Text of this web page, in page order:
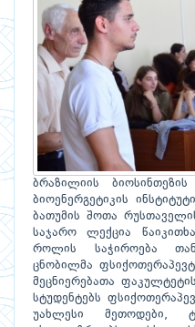
ბრაზილიის
ბიოენერგეტიკის
ბათუმის შოთა
საჯარო ლექცია
როლის საჭიროება
ცნობილმა
მეცნიერებათა
სტუდენტებს
უახლესი მეთოდები,